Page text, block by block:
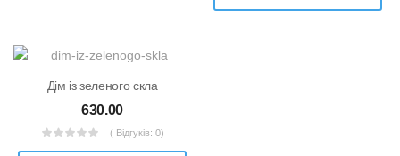
Дім із зеленого скла
630.00
( Відгуків: 0)